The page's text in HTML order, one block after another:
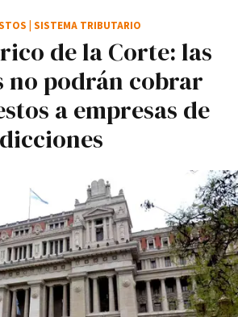
de la Corte: las
no podrán cobrar
a empresas de
SISTEMA TRIBUTARIO